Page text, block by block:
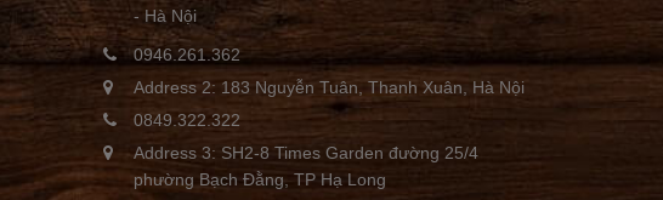
- Hà Nội
0946.261.362
Address 2: 183 Nguyễn Tuân, Thanh Xuân, Hà Nội
0849.322.322
Address 3: SH2-8 Times Garden đường 25/4
phường Bạch Đằng, TP Hạ Long